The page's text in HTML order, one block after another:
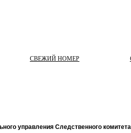
СВЕЖИЙ НОМЕР
управления Следственного